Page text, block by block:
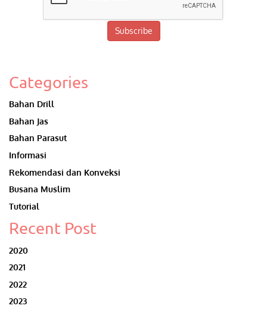
Subscribe
Categories
Bahan Drill
Bahan Jas
Bahan Parasut
Informasi
Rekomendasi dan Konveksi
Busana Muslim
Tutorial
Recent Post
2020
2021
2022
2023